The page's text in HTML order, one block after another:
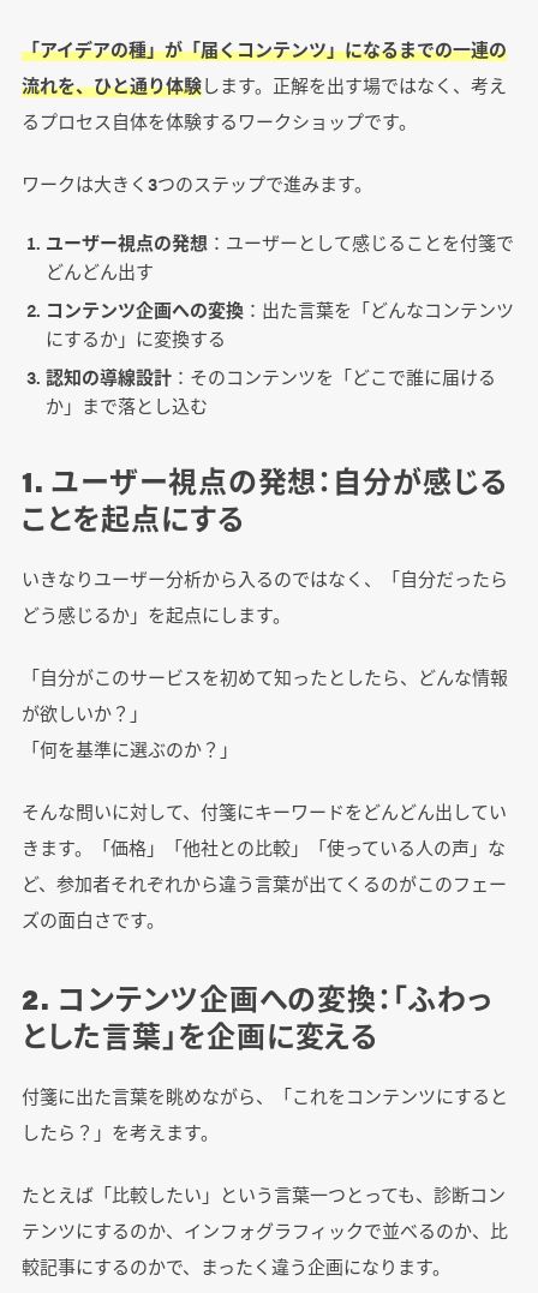
「アイデアの種」が「届くコンテンツ」になるまでの一連の
流れを、ひと通り体験します。正解を出す場ではなく、考え
るプロセス自体を体験するワークショップです。
ワークは大きく3つのステップで進みます。
ユーザー視点の発想 ：ユーザーとして感じることを付箋で
どんどん出す
コンテンツ企画への変換：出た言葉を「どんなコンテンツ
にするか」に変換する
認知の導線設計：そのコンテンツを「どこで誰に届ける
か」まで落とし込む
1. ユーザー視点の発想：自分が感じる
ことを起点にする
いきなりユーザー分析から入るのではなく、「自分だったら
どう感じるか」を起点にします。
「自分がこのサービスを初めて知ったとしたら、どんな情報
が欲しいか？」
「何を基準に選ぶのか？」
そんな問いに対して、付箋にキーワードをどんどん出してい
きます。「価格」「他社との比較」「使っている人の声」な
ど、参加者それぞれから違う言葉が出てくるのがこのフェー
ズの面白さです。
2. コンテンツ企画への変換：「ふわっ
とした言葉」を企画に変える
付箋に出た言葉を眺めながら、「これをコンテンツにすると
したら？」を考えます。
たとえば「比較したい」という言葉一つとっても、診断コン
テンツにするのか、インフォグラフィックで並べるのか、比
較記事にするのかで、まったく違う企画になります。